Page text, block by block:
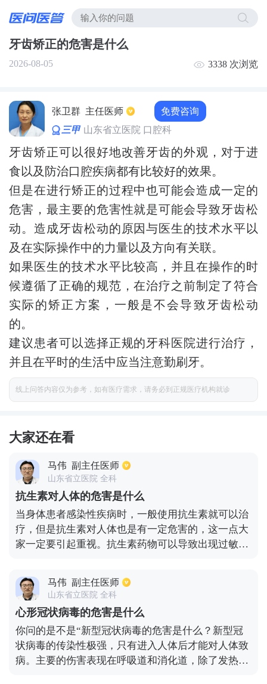
牙齿矫正的危害是什么
2026-08-05 3338 次浏览
张卫群 主任医师 免费咨询
三甲 山东省立医院 口腔科
牙齿矫正可以很好地改善牙齿的外观，对于进
食以及防治口腔疾病都有比较好的效果。
但是在进行矫正的过程中也可能会造成一定的
危害，最主要的危害性就是可能会导致牙齿松
动。造成牙齿松动的原因与医生的技术水平以
及在实际操作中的力量以及方向有关联。
如果医生的技术水平比较高，并且在操作的时
候遵循了正确的规范，在治疗之前制定了符合
实际的矫正方案，一般是不会导致牙齿松动
的。
建议患者可以选择正规的牙科医院进行治疗，
并且在平时的生活中应当注意勤刷牙。
线上问答内容仅为参考，如有医疗需求，请务必到正规医疗机构就诊
大家还在看
马伟 副主任医师
山东省立医院 全科
抗生素对人体的危害是什么
当身体患者感染性疾病时，一般使用抗生素就可以治
疗，但是抗生素对人体也是有一定危害的，这一点大
家一定要引起重视。抗生素药物可以导致出现过敏反
林和阿莫西林克拉维酸；而头孢类的药物中，有头孢
唑肟、头孢呋辛、头孢克洛、头孢曲松、头孢西丁
等，比较严重的副作用就是休克或者是死亡。再就是
抗生素能影响身体骨骼肌的发育。例如左氧氟沙星、
环丙沙星、莫西沙星、诺氟沙星等药物，所以这些药
物未成年人是不可以使用的。另外，抗生素还会对牙
齿发育带来影响。最多见的就是四环素类药物，例如
马伟 副主任医师
山东省立医院 全科
心形冠状病毒的危害是什么
你问的是不是“新型冠状病毒的危害是什么？新型冠
状病毒的传染性极强，只有进入人体后才能对人体致
病。主要的伤害表现在呼吸道和消化道，除了发热和